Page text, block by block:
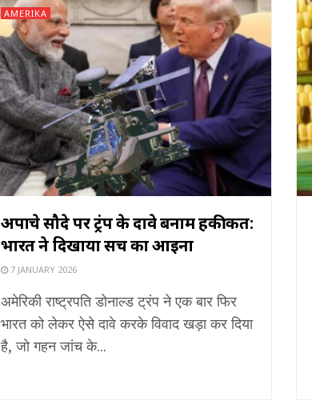
AMERIKA
अपाचे सौदे पर ट्रंप के दावे बनाम हकीकत:
भारत ने दिखाया सच का आईना
7 JANUARY 2026
अमेरिकी राष्ट्रपति डोनाल्ड ट्रंप ने एक बार फिर
भारत को लेकर ऐसे दावे करके विवाद खड़ा कर दिया
है, जो गहन जांच के...